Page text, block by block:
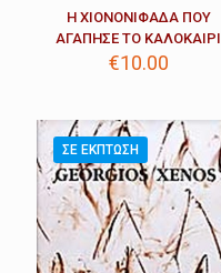
Η ΧΙΟΝΟΝΙΦΑΔΑ ΠΟΥ
ΑΓΑΠΗΣΕ ΤΟ ΚΑΛΟΚΑΙΡΙ
€10.00
ΣΕ ΈΚΠΤΩΣΗ